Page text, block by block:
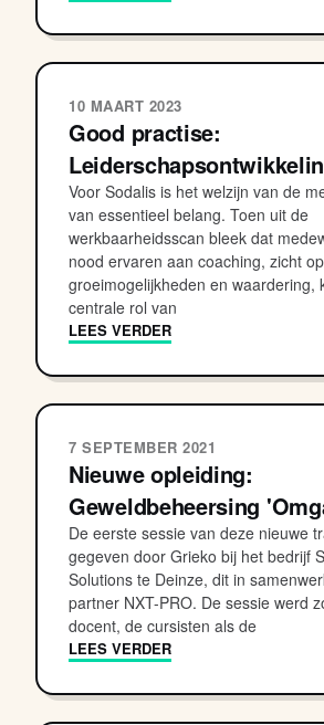
10 MAART 2023
Good practise:
Voor Sodalis is het welzijn van de
van essentieel belang. Toen uit de
werkbaarheidsscan bleek dat
nood ervaren aan coaching, zicht op
groeimogelijkheden en waardering,
centrale rol van
LEES VERDER
7 SEPTEMBER 2021
Nieuwe opleiding:
Geweldbeheersing
De eerste sessie van deze nieuwe
gegeven door Grieko bij het bedrijf
Solutions te Deinze, dit in
partner NXT-PRO. De sessie werd
docent, de cursisten als de
LEES VERDER